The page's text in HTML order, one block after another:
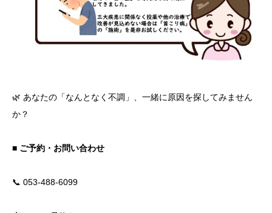
🌿 あなたの「なんとなく不調」、一緒に原因を探してみません
か？
■ ご予約・お問い合わせ
📞 053-488-6099